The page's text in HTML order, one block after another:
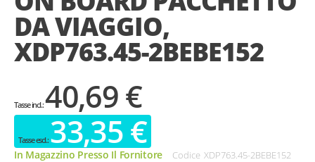
images
gallery
DA VIAGGIO,
XDP763.45-2BEBE152
40,69 €
33,35 €
In Magazzino Presso Il Fornitore Codice XDP763.45-2BEBE152